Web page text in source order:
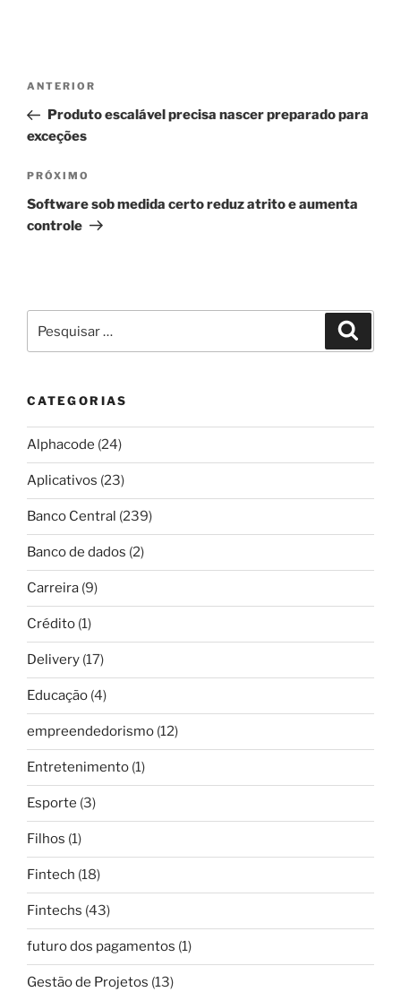
Navegação
Post
Post
anterior
ANTERIOR
Produto escalável precisa nascer preparado para
exceções
Próximo
post
PRÓXIMO
Software sob medida certo reduz atrito e aumenta
controle
por:
CATEGORIAS
Alphacode (24)
Aplicativos (23)
Banco Central (239)
Banco de dados (2)
Carreira (9)
Crédito (1)
Delivery (17)
Educação (4)
empreendedorismo (12)
Entretenimento (1)
Esporte (3)
Filhos (1)
Fintech (18)
Fintechs (43)
futuro dos pagamentos (1)
Gestão de Projetos (13)